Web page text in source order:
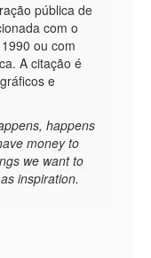
pública de
com o
ou com
A citação é
e
happens
money to
we want to
inspiration.